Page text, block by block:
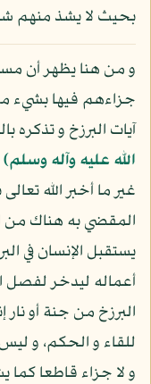
بحيث لا يشذ منهم
و من هنا يظهر أن
جزاءهم فيها بشيء
آيات البرزخ و تذكره
الله عليه وآله وسلم)
غير ما أخبر الله
المقضي به هناك من
يستقبل الإنسان في
أعماله ليدخر لفصل
البرزخ من جنة أو نار
للقاء و الحكم، و
و لا جزاء قاطعا كما